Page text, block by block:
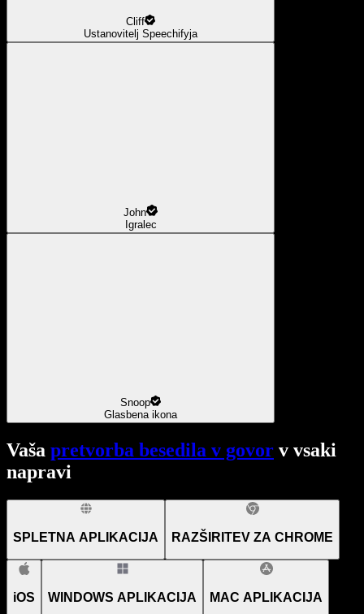
Cliff
Ustanovitelj Speechifyja
John
Igralec
Snoop
Glasbena ikona
Vaša pretvorba besedila v govor v vsaki
napravi
SPLETNA APLIKACIJA RAZŠIRITEV ZA CHROME
iOS WINDOWS APLIKACIJA MAC APLIKACIJA